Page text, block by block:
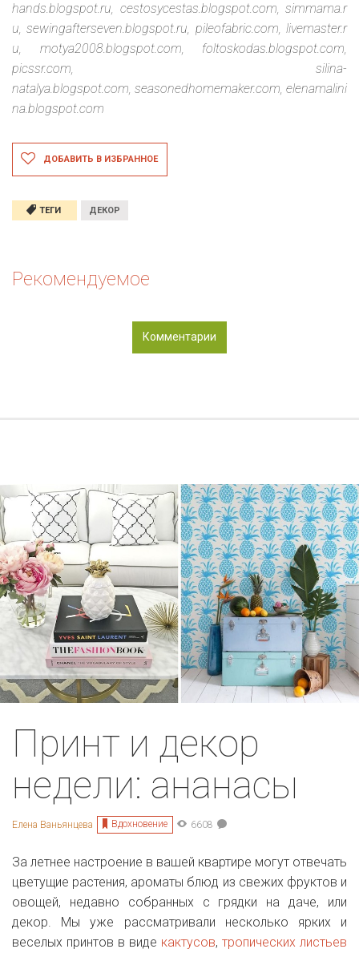
hands.blogspot.ru, cestosycestas.blogspot.com, simmama.r
u, sewingafterseven.blogspot.ru, pileofabric.com, livemaster.r
u, motya2008.blogspot.com, foltoskodas.blogspot.com,
picssr.com, silina-
natalya.blogspot.com, seasonedhomemaker.com, elenamalini
na.blogspot.com
ДОБАВИТЬ В ИЗБРАННОЕ
ТЕГИ ДЕКОР
Рекомендуемое
Комментарии
Принт и декор
недели: ананасы
Елена Ваньянцева Вдохновение 6608
За летнее настроение в вашей квартире могут отвечать
цветущие растения, ароматы блюд из свежих фруктов и
овощей, недавно собранных с грядки на даче, или
декор. Мы уже рассматривали несколько ярких и
веселых принтов в виде кактусов, тропических листьев